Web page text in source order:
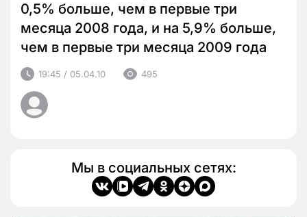
0,5% больше, чем в первые три
месяца 2008 года, и на 5,9% больше,
чем в первые три месяца 2009 года
19:45 / 05.04.10 495
Мы в социальных сетях: